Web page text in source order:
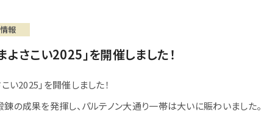
報
よさこい2025」を開催しました！
い2025」を開催しました！
の成果を発揮し、パルテノン大通り一帯は大いに賑わいました。